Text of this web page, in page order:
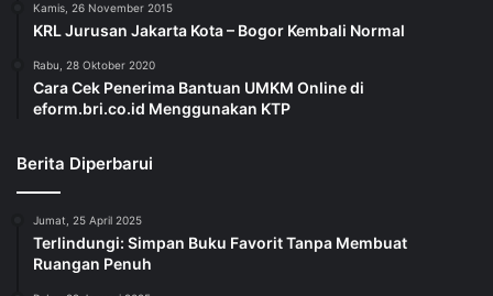
Kamis, 26 November 2015
KRL Jurusan Jakarta Kota – Bogor Kembali Normal
Rabu, 28 Oktober 2020
Cara Cek Penerima Bantuan UMKM Online di
eform.bri.co.id Menggunakan KTP
Berita Diperbarui
Jumat, 25 April 2025
Terlindungi: Simpan Buku Favorit Tanpa Membuat
Ruangan Penuh